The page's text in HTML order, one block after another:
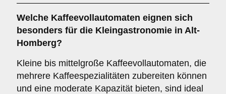
Welche Kaffeevollautomaten eignen sich
besonders für die Kleingastronomie in Alt-
Homberg?
Kleine bis mittelgroße Kaffeevollautomaten, die
mehrere Kaffeespezialitäten zubereiten können
und eine moderate Kapazität bieten, sind ideal